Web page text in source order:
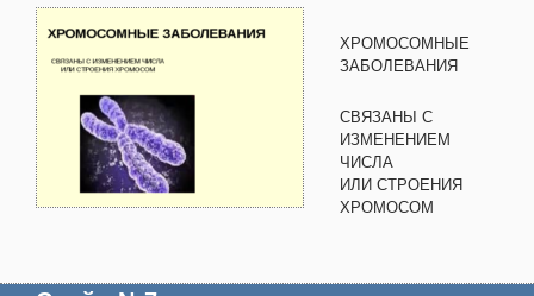
ХРОМОСОМНЫЕ
ЗАБОЛЕВАНИЯ
СВЯЗАНЫ С
ИЗМЕНЕНИЕМ
ЧИСЛА
ИЛИ СТРОЕНИЯ
ХРОМОСОМ